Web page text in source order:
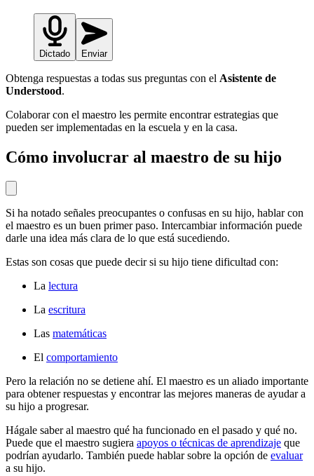
Dictado Enviar
Obtenga respuestas a todas sus preguntas con el Asistente de
Understood.
Colaborar con el maestro les permite encontrar estrategias que
pueden ser implementadas en la escuela y en la casa.
Cómo involucrar al maestro de su hijo
Si ha notado señales preocupantes o confusas en su hijo, hablar con
el maestro es un buen primer paso. Intercambiar información puede
darle una idea más clara de lo que está sucediendo.
Estas son cosas que puede decir si su hijo tiene dificultad con:
La lectura
La escritura
Las matemáticas
El comportamiento
Pero la relación no se detiene ahí. El maestro es un aliado importante
para obtener respuestas y encontrar las mejores maneras de ayudar a
su hijo a progresar.
Hágale saber al maestro qué ha funcionado en el pasado y qué no.
Puede que el maestro sugiera apoyos o técnicas de aprendizaje que
podrían ayudarlo. También puede hablar sobre la opción de evaluar
a su hijo.